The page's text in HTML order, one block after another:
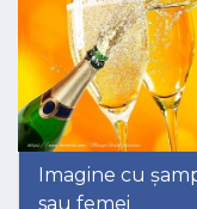
Imagine cu
sau femei